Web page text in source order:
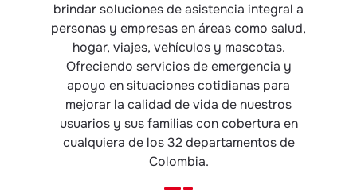
brindar soluciones de asistencia integral a
personas y empresas en áreas como salud,
hogar, viajes, vehículos y mascotas.
Ofreciendo servicios de emergencia y
apoyo en situaciones cotidianas para
mejorar la calidad de vida de nuestros
usuarios y sus familias con cobertura en
cualquiera de los 32 departamentos de
Colombia.